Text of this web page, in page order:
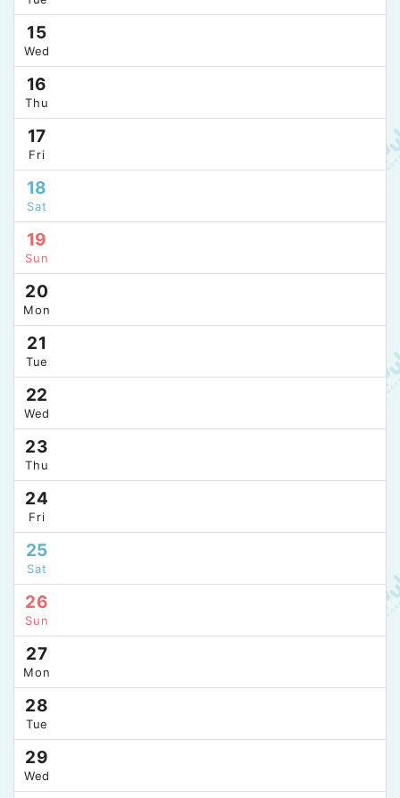
15
Wed
16
Thu
17
Fri
18
Sat
19
Sun
20
Mon
21
Tue
22
Wed
23
Thu
24
Fri
25
Sat
26
Sun
27
Mon
28
Tue
29
Wed